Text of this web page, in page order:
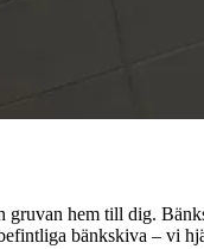
gruvan hem till dig.
bänkskiva – vi